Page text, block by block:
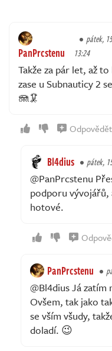
PanPrcstenu
pátek,
13:24
Takže za pár let, až
zase u Subnauticy 2
🪼🦑
Odpovědět
Bl4dius pátek,
@PanPrcstenu
podporu vývojářů,
hotové.
PanPrcstenu
@Bl4dius Já
Ovšem, tak jako
se vším všudy,
doladí. 😉